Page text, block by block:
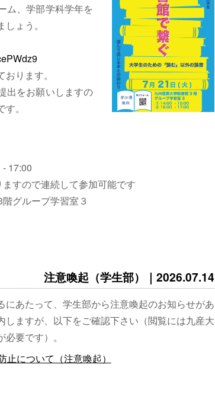
ム、学部学科学年を
ょう。
ります。
出をお願いしますの
。
17:00
すので連続して参加可能です
グループ学習室３
注意喚起（学生部）｜2026.07.14
にあたって、学生部から注意喚起のお知らせがあ
しますが、以下をご確認下さい（閲覧には九産大
要です）。
について（注意喚起）